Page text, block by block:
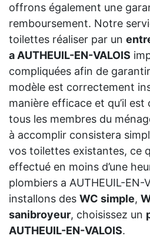
offrons également une
remboursement. Notre
toilettes réaliser par un
a AUTHEUIL-EN-VALOIS
compliquées afin de
modèle est correctement
manière efficace et qu’il
tous les membres du
à accomplir consistera
vos toilettes existantes, ce
effectué en moins d’une
plombiers a AUTHEUIL-EN-
installons des WC simple,
sanibroyeur, choisissez un
AUTHEUIL-EN-VALOIS.